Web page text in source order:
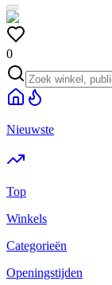
0
Nieuwste
Top
Winkels
Categorieën
Openingstijden